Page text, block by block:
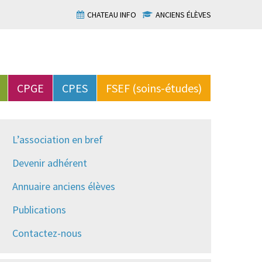
CHATEAU INFO ANCIENS ÉLÈVES
CPGE CPES FSEF (soins-études)
L’association en bref
Devenir adhérent
Annuaire anciens élèves
Publications
Contactez-nous